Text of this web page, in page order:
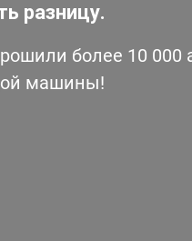
разницу.
более 10 000
машины!